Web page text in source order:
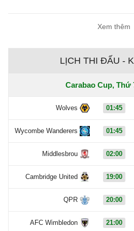
Xem thêm
LỊCH THI ĐẤU -
Carabao Cup, Thứ
Wolves 01:45
Wycombe Wanderers 01:45
Middlesbrou 02:00
Cambridge United 19:00
QPR 20:00
AFC Wimbledon 21:00